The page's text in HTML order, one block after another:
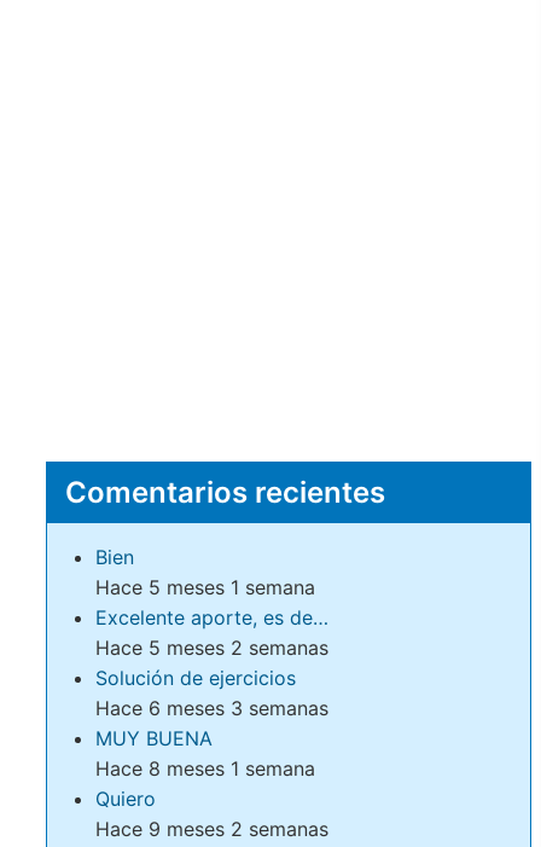
Comentarios recientes
Bien
Hace 5 meses 1 semana
Excelente aporte, es de…
Hace 5 meses 2 semanas
Solución de ejercicios
Hace 6 meses 3 semanas
MUY BUENA
Hace 8 meses 1 semana
Quiero
Hace 9 meses 2 semanas